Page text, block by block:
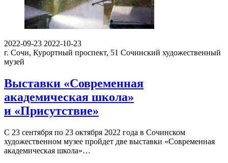
2022-09-23 2022-10-23
г. Сочи, Курортный проспект, 51 Сочинский художественный
музей
Выставки «Современная
академическая школа»
и «Присутствие»
С 23 сентября по 23 октября 2022 года в Сочинском
художественном музее пройдет две выставки «Современная
академическая школа»…